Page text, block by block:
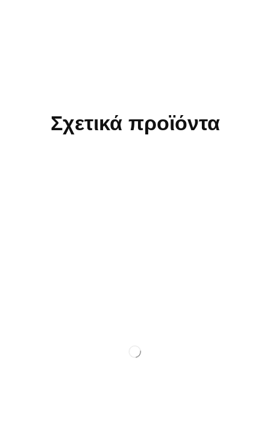
Σχετικά προϊόντα